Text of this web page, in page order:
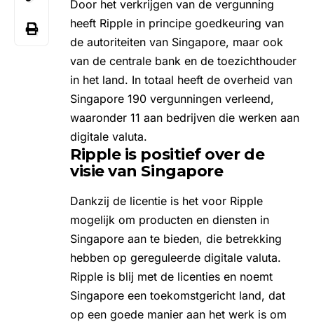
Door het verkrijgen van de vergunning
heeft Ripple in principe goedkeuring van
de autoriteiten van Singapore, maar ook
van de centrale bank en de toezichthouder
in het land. In totaal heeft de overheid van
Singapore 190 vergunningen verleend,
waaronder 11 aan bedrijven die werken aan
digitale valuta.
Ripple is positief over de
visie van Singapore
Dankzij de licentie is het voor Ripple
mogelijk om producten en diensten in
Singapore aan te bieden, die betrekking
hebben op gereguleerde digitale valuta.
Ripple is blij met de licenties en noemt
Singapore een toekomstgericht land, dat
op een goede manier aan het werk is om